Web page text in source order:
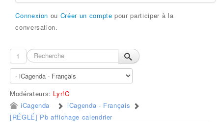
Connexion ou Créer un compte pour participer à la
conversation.
1
Modérateurs: Lyr!C
iCagenda
iCagenda - Français
[RÉGLÉ] Pb affichage calendrier